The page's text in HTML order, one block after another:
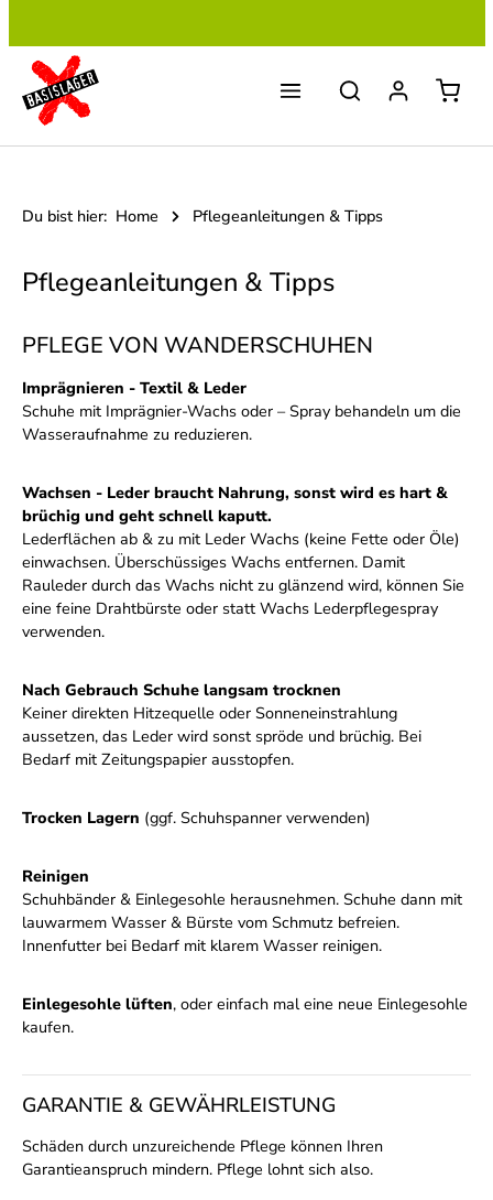
Du bist hier: Home Pflegeanleitungen & Tipps
Pflegeanleitungen & Tipps
PFLEGE VON WANDERSCHUHEN
Imprägnieren - Textil & Leder
Schuhe mit Imprägnier-Wachs oder – Spray behandeln um die
Wasseraufnahme zu reduzieren.
Wachsen - Leder braucht Nahrung, sonst wird es hart &
brüchig und geht schnell kaputt.
Lederflächen ab & zu mit Leder Wachs (keine Fette oder Öle)
einwachsen. Überschüssiges Wachs entfernen. Damit
Rauleder durch das Wachs nicht zu glänzend wird, können Sie
eine feine Drahtbürste oder statt Wachs Lederpflegespray
verwenden.
Nach Gebrauch Schuhe langsam trocknen
Keiner direkten Hitzequelle oder Sonneneinstrahlung
aussetzen, das Leder wird sonst spröde und brüchig. Bei
Bedarf mit Zeitungspapier ausstopfen.
Trocken Lagern (ggf. Schuhspanner verwenden)
Reinigen
Schuhbänder & Einlegesohle herausnehmen. Schuhe dann mit
lauwarmem Wasser & Bürste vom Schmutz befreien.
Innenfutter bei Bedarf mit klarem Wasser reinigen.
Einlegesohle lüften, oder einfach mal eine neue Einlegesohle
kaufen.
GARANTIE & GEWÄHRLEISTUNG
Schäden durch unzureichende Pflege können Ihren
Garantieanspruch mindern. Pflege lohnt sich also.